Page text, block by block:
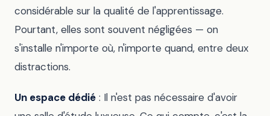
considérable sur la qualité de l'apprentissage.
Pourtant, elles sont souvent négligées — on
s'installe n'importe où, n'importe quand, entre deux
distractions.
Un espace dédié : Il n'est pas nécessaire d'avoir